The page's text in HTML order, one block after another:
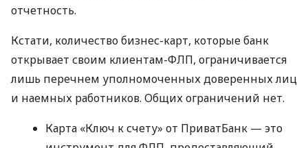
отчетность.
Кстати, количество бизнес-карт, которые банк
открывает своим клиентам-ФЛП, ограничивается
лишь перечнем уполномоченных доверенных лиц
и наемных работников. Общих ограничений нет.
Карта «Ключ к счету» от ПриватБанк — это